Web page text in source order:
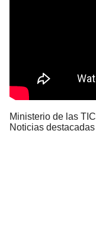
Ministerio de las TIC
Noticias destacadas